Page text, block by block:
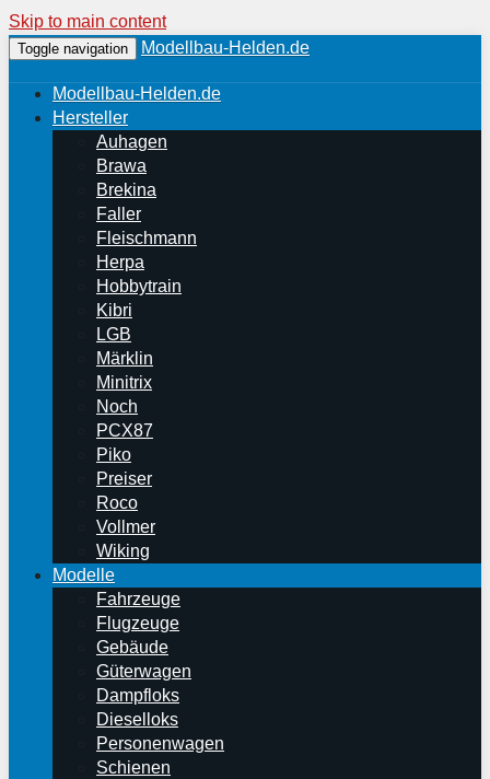
Skip to main content
Toggle navigation Modellbau-Helden.de
Modellbau-Helden.de
Hersteller
Auhagen
Brawa
Brekina
Faller
Fleischmann
Herpa
Hobbytrain
Kibri
LGB
Märklin
Minitrix
Noch
PCX87
Piko
Preiser
Roco
Vollmer
Wiking
Modelle
Fahrzeuge
Flugzeuge
Gebäude
Güterwagen
Dampfloks
Dieselloks
Personenwagen
Schienen